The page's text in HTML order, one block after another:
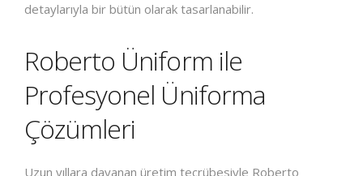
detaylarıyla bir bütün olarak tasarlanabilir.
Roberto Üniform ile
Profesyonel Üniforma
Çözümleri
Uzun yıllara dayanan üretim tecrübesiyle Roberto